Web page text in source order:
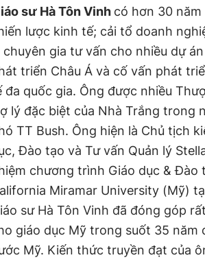
sư Hà Tôn Vinh có hơn 30
lược kinh tế; cải tổ doanh
chuyên gia tư vấn cho nhiều dự
triển Châu Á và cố vấn phát
đa quốc gia. Ông được nhiều
lý đặc biệt của Nhà Trắng trong
TT Bush. Ông hiện là Chủ tịch
Đào tạo và Tư vấn Quản lý
chương trình Giáo dục & Đào
Miramar University (Mỹ)
sư Hà Tôn Vinh đã đóng góp
giáo dục Mỹ trong suốt 35 năm
Mỹ. Kiến thức truyền đạt của